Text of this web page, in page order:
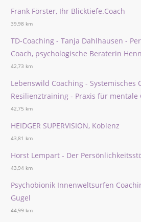
Frank Förster, Ihr Blicktiefe.Coach
39,98 km
TD-Coaching - Tanja Dahlhausen -
Coach, psychologische Beraterin
42,73 km
Lebenswild Coaching - Systemisches
Resilienztraining - Praxis für mentale
42,75 km
HEIDGER SUPERVISION, Koblenz
43,81 km
Horst Lempart - Der
43,94 km
Psychobionik Innenweltsurfen
Gugel
44,99 km